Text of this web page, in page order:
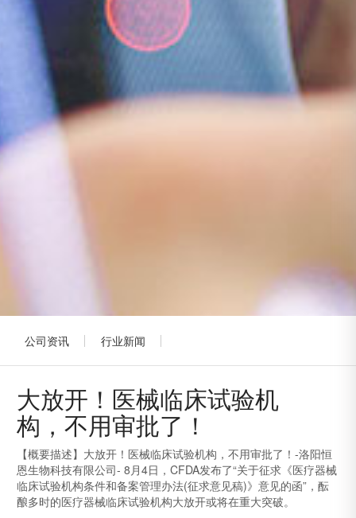
公司资讯 行业新闻
大放开！医械临床试验机
构，不用审批了！
【概要描述】 大放开！医械临床试验机构，不用审批了！-洛阳恒
恩生物科技有限公司- 8月4日，CFDA发布了“关于征求《医疗器械
临床试验机构条件和备案管理办法(征求意见稿)》意见的函”，酝
酿多时的医疗器械临床试验机构大放开或将在重大突破。